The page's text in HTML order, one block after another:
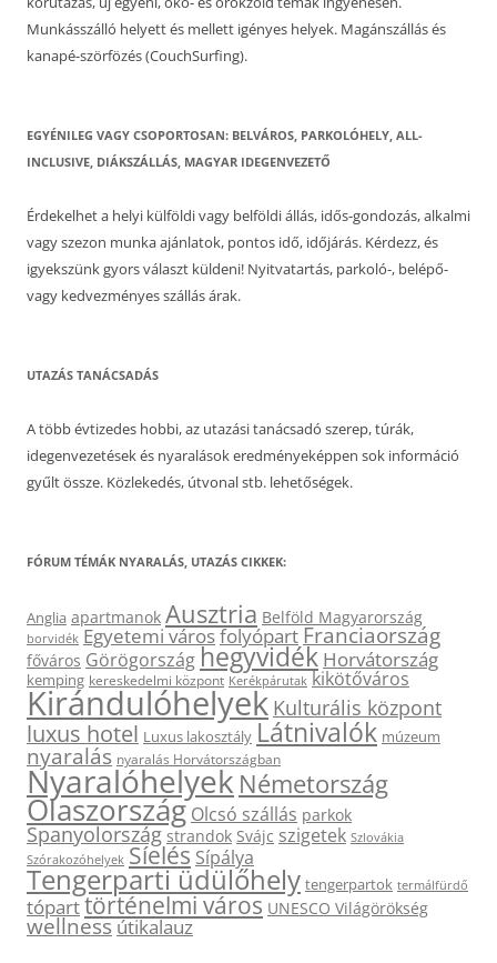
Munkásszálló helyett és mellett igényes helyek. Magánszállás és
kanapé-szörfözés (CouchSurfing).
EGYÉNILEG VAGY CSOPORTOSAN: BELVÁROS, PARKOLÓHELY, ALL-
INCLUSIVE, DIÁKSZÁLLÁS, MAGYAR IDEGENVEZETŐ
Érdekelhet a helyi külföldi vagy belföldi állás, idős-gondozás, alkalmi
vagy szezon munka ajánlatok, pontos idő, időjárás. Kérdezz, és
igyekszünk gyors választ küldeni! Nyitvatartás, parkoló-, belépő-
vagy kedvezményes szállás árak.
UTAZÁS TANÁCSADÁS
A több évtizedes hobbi, az utazási tanácsadó szerep, túrák,
idegenvezetések és nyaralások eredményeképpen sok információ
gyűlt össze. Közlekedés, útvonal stb. lehetőségek.
FÓRUM TÉMÁK NYARALÁS, UTAZÁS CIKKEK:
Anglia apartmanok Ausztria Belföld Magyarország
borvidék Egyetemi városfolyópartFranciaország
főváros Görögországhegyvidék Horvátország
kemping kereskedelmi központ Kerékpárutak kikötőváros
Kirándulóhelyek Kulturális központ
luxus hotel Luxus lakosztály Látnivalók múzeum
nyaralás nyaralás Horvátországban
Nyaralóhelyek Németország
Olaszország Olcsó szállás parkok
Spanyolország strandok Svájc szigetek Szlovákia
Szórakozóhelyek Síelés Sípálya
Tengerparti üdülőhely tengerpartok termálfürdő
tóparttörténelmi város UNESCO Világörökség
wellnessútikalauz